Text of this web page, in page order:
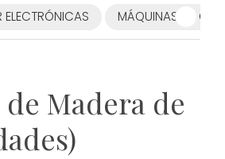
MÁQUINAS DE
Madera de